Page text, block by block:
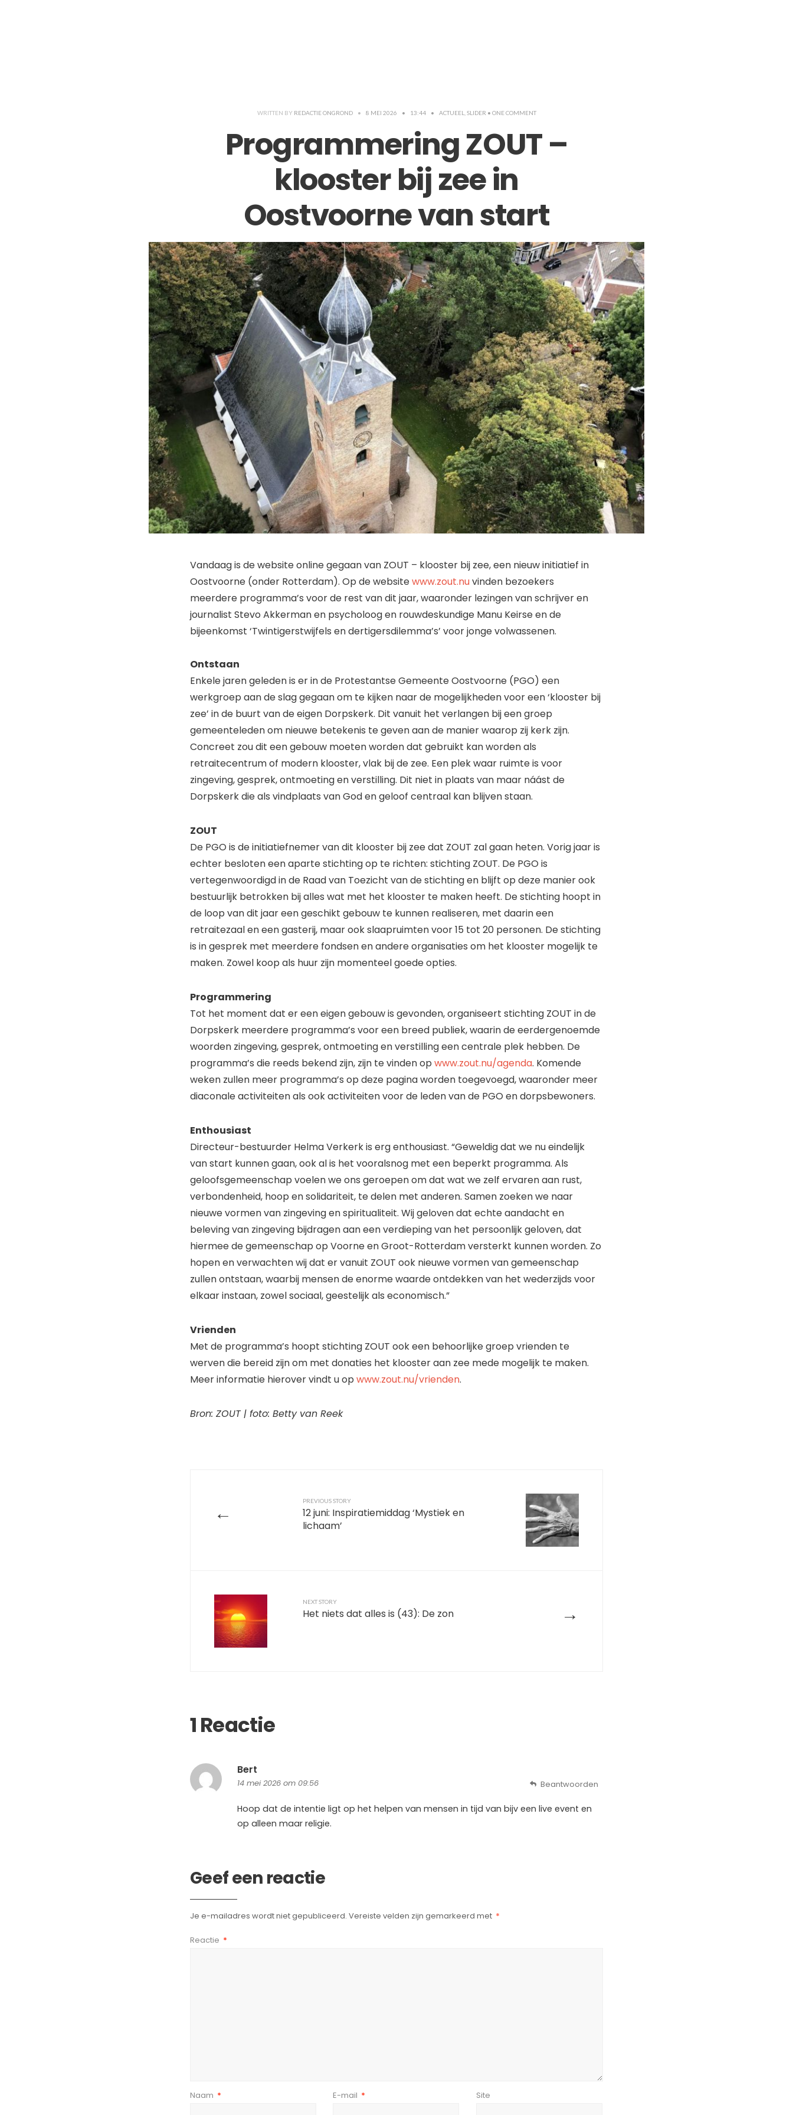
WRITTEN BY REDACTIE ONGROND • 8 MEI 2026 • 13:44 • ACTUEEL SLIDER • ONE COMMENT
Programmering ZOUT –
klooster bij zee in
Oostvoorne van start
Vandaag is de website online gegaan van ZOUT – klooster bij zee, een nieuw initiatief in
Oostvoorne (onder Rotterdam). Op de websitewww.zout.nuvinden bezoekers
meerdere programma’s voor de rest van dit jaar, waaronder lezingen van schrijver en
journalist Stevo Akkerman en psycholoog en rouwdeskundige Manu Keirse en de
bijeenkomst ‘Twintigerstwijfels en dertigersdilemma’s’ voor jonge volwassenen.
Ontstaan
Enkele jaren geleden is er in de Protestantse Gemeente Oostvoorne (PGO) een
werkgroep aan de slag gegaan om te kijken naar de mogelijkheden voor een ‘klooster bij
zee’ in de buurt van de eigen Dorpskerk. Dit vanuit het verlangen bij een groep
gemeenteleden om nieuwe betekenis te geven aan de manier waarop zij kerk zijn.
Concreet zou dit een gebouw moeten worden dat gebruikt kan worden als
retraitecentrum of modern klooster, vlak bij de zee. Een plek waar ruimte is voor
zingeving, gesprek, ontmoeting en verstilling. Dit niet in plaats van maar náást de
Dorpskerk die als vindplaats van God en geloof centraal kan blijven staan.
ZOUT
De PGO is de initiatiefnemer van dit klooster bij zee dat ZOUT zal gaan heten. Vorig jaar is
echter besloten een aparte stichting op te richten: stichting ZOUT. De PGO is
vertegenwoordigd in de Raad van Toezicht van de stichting en blijft op deze manier ook
bestuurlijk betrokken bij alles wat met het klooster te maken heeft. De stichting hoopt in
de loop van dit jaar een geschikt gebouw te kunnen realiseren, met daarin een
retraitezaal en een gasterij, maar ook slaapruimten voor 15 tot 20 personen. De stichting
is in gesprek met meerdere fondsen en andere organisaties om het klooster mogelijk te
maken. Zowel koop als huur zijn momenteel goede opties.
Programmering
Tot het moment dat er een eigen gebouw is gevonden, organiseert stichting ZOUT in de
Dorpskerk meerdere programma’s voor een breed publiek, waarin de eerdergenoemde
woorden zingeving, gesprek, ontmoeting en verstilling een centrale plek hebben. De
programma’s die reeds bekend zijn, zijn te vinden op www.zout.nu/agenda. Komende
weken zullen meer programma’s op deze pagina worden toegevoegd, waaronder meer
diaconale activiteiten als ook activiteiten voor de leden van de PGO en dorpsbewoners.
Enthousiast
Directeur-bestuurder Helma Verkerk is erg enthousiast. “Geweldig dat we nu eindelijk
van start kunnen gaan, ook al is het vooralsnog met een beperkt programma. Als
geloofsgemeenschap voelen we ons geroepen om dat wat we zelf ervaren aan rust,
verbondenheid, hoop en solidariteit, te delen met anderen. Samen zoeken we naar
nieuwe vormen van zingeving en spiritualiteit. Wij geloven dat echte aandacht en
beleving van zingeving bijdragen aan een verdieping van het persoonlijk geloven, dat
hiermee de gemeenschap op Voorne en Groot-Rotterdam versterkt kunnen worden. Zo
hopen en verwachten wij dat er vanuit ZOUT ook nieuwe vormen van gemeenschap
zullen ontstaan, waarbij mensen de enorme waarde ontdekken van het wederzijds voor
elkaar instaan, zowel sociaal, geestelijk als economisch.”
Vrienden
Met de programma’s hoopt stichting ZOUT ook een behoorlijke groep vrienden te
werven die bereid zijn om met donaties het klooster aan zee mede mogelijk te maken.
Meer informatie hierover vindt u op www.zout.nu/vrienden.
Bron: ZOUT | foto: Betty van Reek
←
PREVIOUS STORY
12 juni: Inspiratiemiddag ‘Mystiek en
lichaam’
→
NEXT STORY
Het niets dat alles is (43): De zon
1 Reactie
Bert
14 mei 2026 om 09:56
Hoop dat de intentie ligt op het helpen van mensen in tijd van bijv een live event en
op alleen maar religie.
Beantwoorden
Geef een reactie
Je e-mailadres wordt niet gepubliceerd. Vereiste velden zijn gemarkeerd met *
Reactie *
Naam * E-mail * Site